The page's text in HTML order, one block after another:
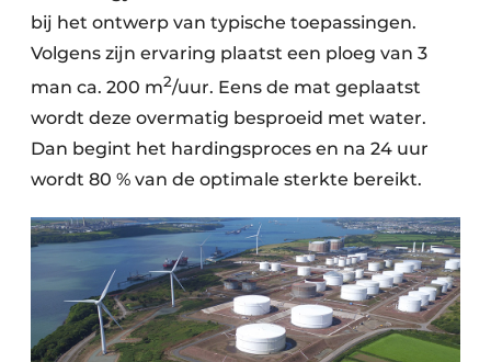
bij het ontwerp van typische toepassingen.
Volgens zijn ervaring plaatst een ploeg van 3
man ca. 200 m2/uur. Eens de mat geplaatst
wordt deze overmatig besproeid met water.
Dan begint het hardingsproces en na 24 uur
wordt 80 % van de optimale sterkte bereikt.